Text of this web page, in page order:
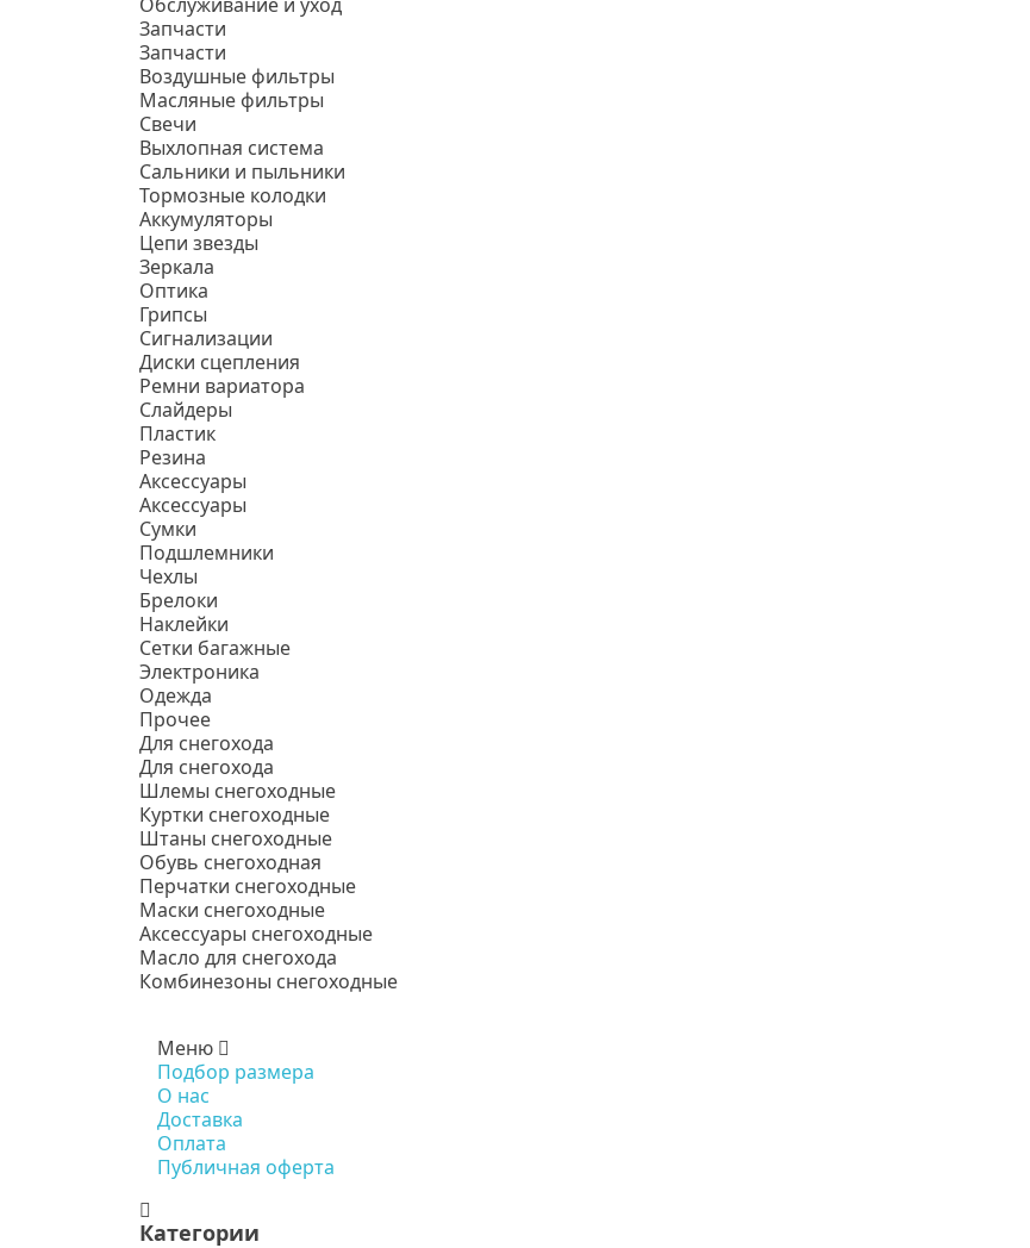
Запчасти
Запчасти
Воздушные фильтры
Масляные фильтры
Свечи
Выхлопная система
Сальники и пыльники
Тормозные колодки
Аккумуляторы
Цепи звезды
Зеркала
Оптика
Грипсы
Сигнализации
Диски сцепления
Ремни вариатора
Слайдеры
Пластик
Резина
Аксессуары
Аксессуары
Сумки
Подшлемники
Чехлы
Брелоки
Наклейки
Сетки багажные
Электроника
Одежда
Прочее
Для снегохода
Для снегохода
Шлемы снегоходные
Куртки снегоходные
Штаны снегоходные
Обувь снегоходная
Перчатки снегоходные
Маски снегоходные
Аксессуары снегоходные
Масло для снегохода
Комбинезоны снегоходные
Меню
Подбор размера
О нас
Доставка
Оплата
Публичная оферта
Категории